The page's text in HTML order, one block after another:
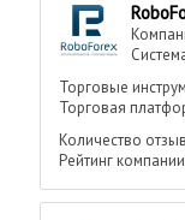
Торговые
Торговая
Количество
Рейтинг